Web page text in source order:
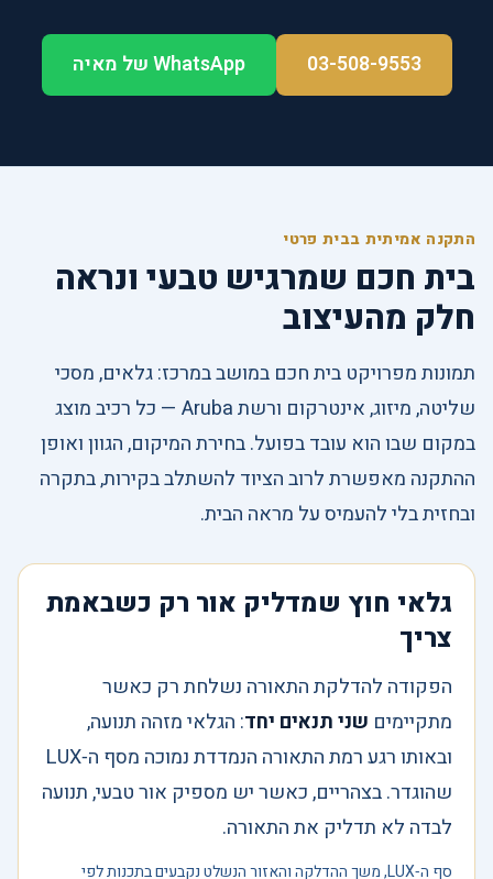
03-508-9553 WhatsApp של מאיה
התקנה אמיתית בבית פרטי
בית חכם שמרגיש טבעי ונראה
חלק מהעיצוב
תמונות מפרויקט בית חכם במושב במרכז: גלאים, מסכי
שליטה, מיזוג, אינטרקום ורשת Aruba — כל רכיב מוצג
במקום שבו הוא עובד בפועל. בחירת המיקום, הגוון ואופן
ההתקנה מאפשרת לרוב הציוד להשתלב בקירות, בתקרה
ובחזית בלי להעמיס על מראה הבית.
גלאי חוץ שמדליק אור רק כשבאמת
צריך
הפקודה להדלקת התאורה נשלחת רק כאשר
מתקיימים שני תנאים יחד: הגלאי מזהה תנועה,
ובאותו רגע רמת התאורה הנמדדת נמוכה מסף ה‑LUX
שהוגדר. בצהריים, כאשר יש מספיק אור טבעי, תנועה
לבדה לא תדליק את התאורה.
סף ה‑LUX, משך ההדלקה והאזור הנשלט נקבעים בתכנות לפי